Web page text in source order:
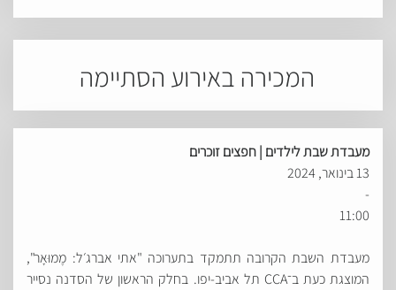
המכירה באירוע הסתיימה
מעבדת שבתלילדים | חפצים זוכרים
13 בינואר, 2024
-
11:00
מעבדת השבת הקרובה תתמקד בתערוכה "אתי אברג׳ל: מֶמוּאָר",
המוצגת כעת ב־CCA תל אביב-יפו. בחלק הראשון של הסדנה נסייר